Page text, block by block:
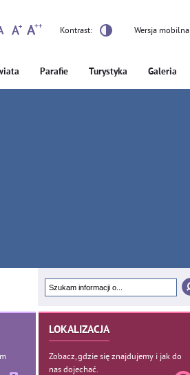
Wersja mobilna
Kontrast:
Parafie Turystyka Galeria
LOKALIZACJA
Zobacz, gdzie się znajdujemy i jak do
nas dojechać.